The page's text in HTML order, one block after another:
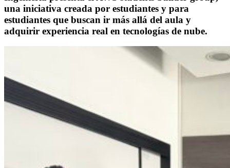
una iniciativa creada por estudiantes y para
estudiantes que buscan ir más allá del aula y
adquirir experiencia real en tecnologías de nube.